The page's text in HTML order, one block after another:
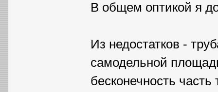
В общем оптикой я
Из недостатков -
самодельной
бесконечность